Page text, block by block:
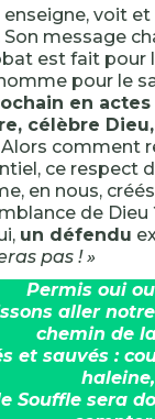
enseigne, voit
Son message
est fait pour
pour le
en
célèbre
Alors comment
ce respect
en nous,
de Dieu
un défendu
pas ! »
Permis oui
aller
chemin de
et sauvés :
haleine,
Souffle sera